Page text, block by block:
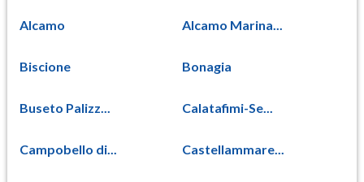
Alcamo Alcamo Marina...
Biscione Bonagia
Buseto Palizz... Calatafimi-Se...
Campobello di... Castellammare...